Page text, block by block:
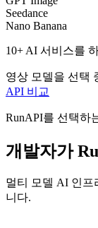
Seedance
Nano Banana
10+ AI 서비스를
영상 모델을 선택
API 비교
RunAPI를 선택하
개발자가
멀티 모델 AI 인프
니다.